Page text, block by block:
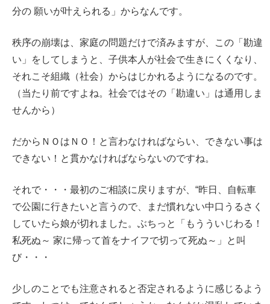
分の 願いが叶えられる」からなんです。
秩序の崩壊は、家庭の問題だけで済みますが、この「勘違
い」をしてしまうと、子供本人が社会で生きにくくなり、
それこそ組織（社会）からはじかれるようになるのです。
（当たり前ですよね。社会ではその「勘違い」は通用しま
せんから）
だからＮＯはＮＯ！と言わなければならい、できない事は
できない！と貫かなければならないのですね。
それで・・・最初のご相談に戻りますが、“昨日、自転車
で公園に行きたいと言うので、まだ慣れない中口うるさく
していたら娘が切れました。ぶちっと「もうういじわる！
私死ぬ～ 家に帰って首をナイフで切って死ぬ～」と叫
び・・・
少しのことでも注意されると否定されるように感じるよう